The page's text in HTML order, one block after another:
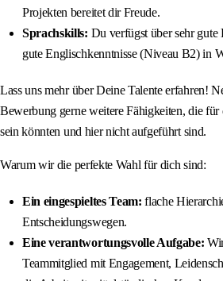
Projekten bereitet dir Freude.
Sprachskills: Du verfügst über sehr
gute Englischkenntnisse (Niveau B2) in
Lass uns mehr über Deine Talente erfahren!
Bewerbung gerne weitere Fähigkeiten, die
sein könnten und hier nicht aufgeführt sind.
Warum wir die perfekte Wahl für dich sind:
Ein eingespieltes Team: flache
Entscheidungswegen.
Eine verantwortungsvolle Aufgabe:
Teammitglied mit Engagement,